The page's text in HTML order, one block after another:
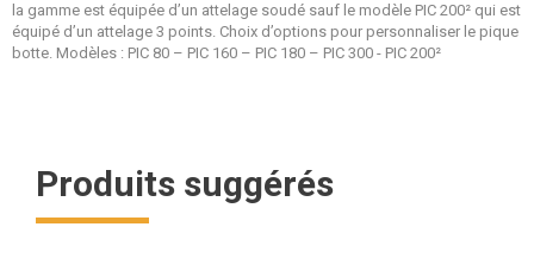
la gamme est équipée d’un attelage soudé sauf le modèle PIC 200² qui est
équipé d’un attelage 3 points. Choix d’options pour personnaliser le pique
botte. Modèles : PIC 80 – PIC 160 – PIC 180 – PIC 300 - PIC 200²
Produits suggérés